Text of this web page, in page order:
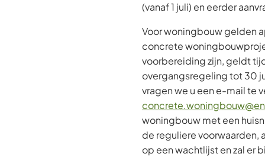
(vanaf 1 juli) en eerder
Voor woningbouw gelden
concrete
voorbereiding zijn, geldt
overgangsregeling tot 30
vragen we u een e-mail te
woningbouw met een
de reguliere voorwaarden,
op een wachtlijst en zal er